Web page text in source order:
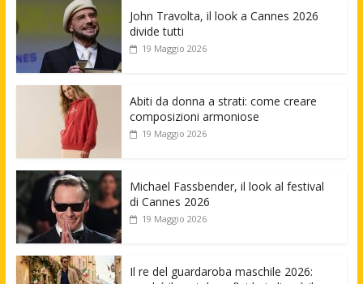
John Travolta, il look a Cannes 2026
divide tutti
19 Maggio 2026
Abiti da donna a strati: come creare
composizioni armoniose
19 Maggio 2026
Michael Fassbender, il look al festival
di Cannes 2026
19 Maggio 2026
Il re del guardaroba maschile 2026: